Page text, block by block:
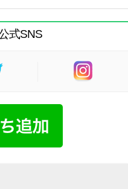
式SNS